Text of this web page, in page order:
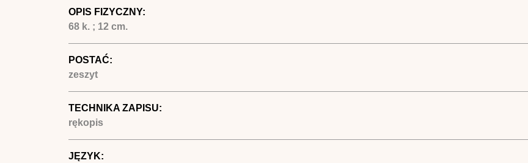
OPIS FIZYCZNY:
68 k. ; 12 cm.
POSTAĆ:
zeszyt
TECHNIKA ZAPISU:
rękopis
JĘZYK: